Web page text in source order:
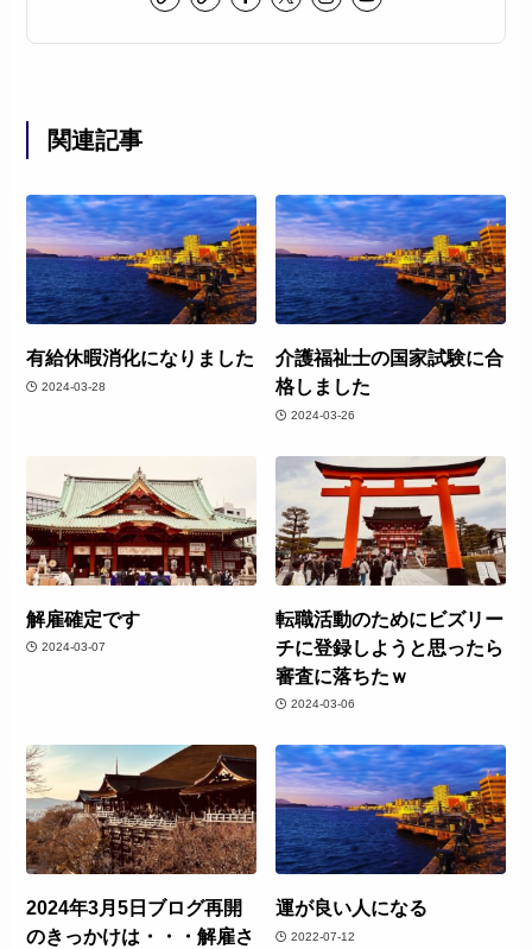
関連記事
有給休暇消化になりました
2024-03-28
介護福祉士の国家試験に合
格しました
2024-03-26
解雇確定です
2024-03-07
転職活動のためにビズリー
チに登録しようと思ったら
審査に落ちたｗ
2024-03-06
2024年3月5日ブログ再開
のきっかけは・・・解雇さ
運が良い人になる
2022-07-12